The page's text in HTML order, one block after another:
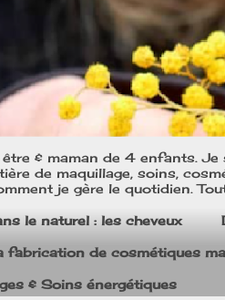
& maman de 4 enfants.
de maquillage, soins,
je gère le quotidien.
le naturel : les cheveux
fabrication de cosmétiques
& Soins énergétiques